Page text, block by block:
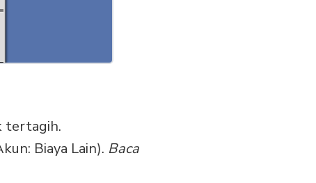
tertagih.
Biaya Lain). Baca